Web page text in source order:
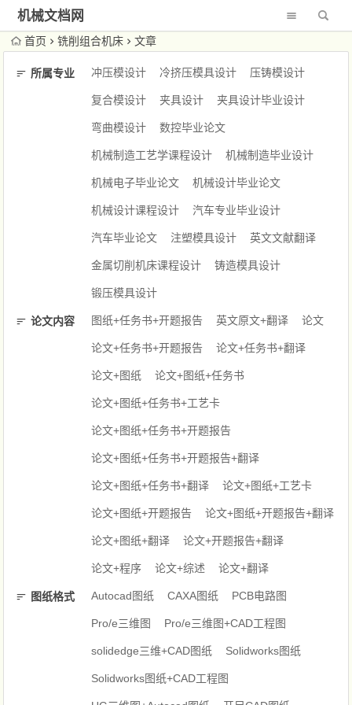
机械文档网
首页 铣削组合机床 文章
所属专业 冲压模设计 冷挤压模具设计 压铸模设计
复合模设计 夹具设计 夹具设计毕业设计
弯曲模设计 数控毕业论文
机械制造工艺学课程设计 机械制造毕业设计
机械电子毕业论文 机械设计毕业论文
机械设计课程设计 汽车专业毕业设计
汽车毕业论文 注塑模具设计 英文文献翻译
金属切削机床课程设计 铸造模具设计
锻压模具设计
论文内容 图纸+任务书+开题报告 英文原文+翻译 论文
论文+任务书+开题报告 论文+任务书+翻译
论文+图纸 论文+图纸+任务书
论文+图纸+任务书+工艺卡
论文+图纸+任务书+开题报告
论文+图纸+任务书+开题报告+翻译
论文+图纸+任务书+翻译 论文+图纸+工艺卡
论文+图纸+开题报告 论文+图纸+开题报告+翻译
论文+图纸+翻译 论文+开题报告+翻译
论文+程序 论文+综述 论文+翻译
图纸格式 Autocad图纸 CAXA图纸 PCB电路图
Pro/e三维图 Pro/e三维图+CAD工程图
solidedge三维+CAD图纸 Solidworks图纸
Solidworks图纸+CAD工程图